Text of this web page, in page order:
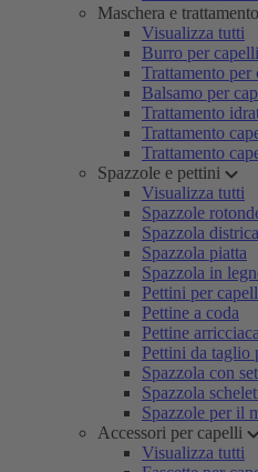
Maschera e
Visualizza tutti
Burro per capelli
Trattamento per
Balsamo per
Trattamento
Trattamento
Trattamento
Spazzole e pettini
Visualizza tutti
Spazzole
Spazzola
Spazzola piatta
Spazzola in
Pettini per
Pettine a coda
Pettine
Pettini da taglio
Spazzola con
Spazzola
Spazzole per il
Accessori per capelli
Visualizza tutti